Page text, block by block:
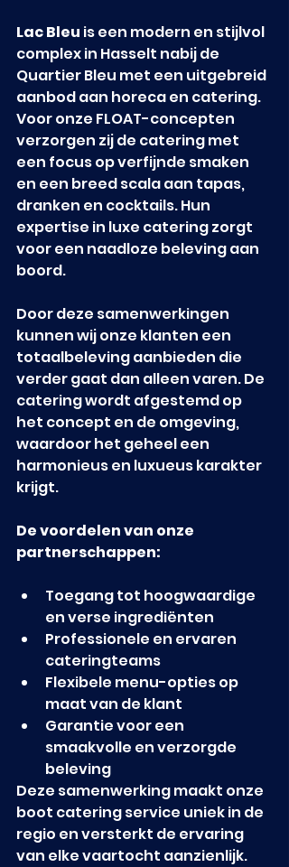
Lac Bleu is een modern en stijlvol
complex in Hasselt nabij de
Quartier Bleu met een uitgebreid
aanbod aan horeca en catering.
Voor onze FLOAT-concepten
verzorgen zij de catering met
een focus op verfijnde smaken
en een breed scala aan tapas,
dranken en cocktails. Hun
expertise in luxe catering zorgt
voor een naadloze beleving aan
boord.
Door deze samenwerkingen
kunnen wij onze klanten een
totaalbeleving aanbieden die
verder gaat dan alleen varen. De
catering wordt afgestemd op
het concept en de omgeving,
waardoor het geheel een
harmonieus en luxueus karakter
krijgt.
De voordelen van onze
partnerschappen:
Toegang tot hoogwaardige
en verse ingrediënten
Professionele en ervaren
cateringteams
Flexibele menu-opties op
maat van de klant
Garantie voor een
smaakvolle en verzorgde
beleving
Deze samenwerking maakt onze
boot catering service uniek in de
regio en versterkt de ervaring
van elke vaartocht aanzienlijk.